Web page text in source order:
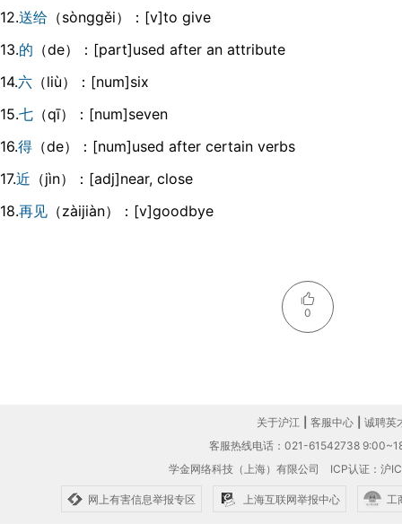
12.送给 （sònggěi）：[v]to give
13.的 （de）：[part]used after an attribute
14.六 （liù）：[num]six
15.七 （qī）：[num]seven
16.得 （de）：[num]used after certain verbs
17.近 （jìn）：[adj]near, close
18.再见 （zàijiàn）：[v]goodbye
0
关于沪江 客服中心
诚聘英
客服热线电话：021-61542738
学金网络科技（上海）有限公司 ICP认证：沪
网上有害信息举报专区 上海互联网举报中心 工